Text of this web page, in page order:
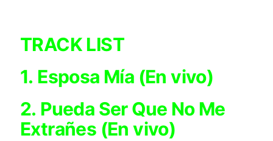
TRACK LIST
1. Esposa Mía (En vivo)
2. Pueda Ser Que No Me
Extrañes (En vivo)